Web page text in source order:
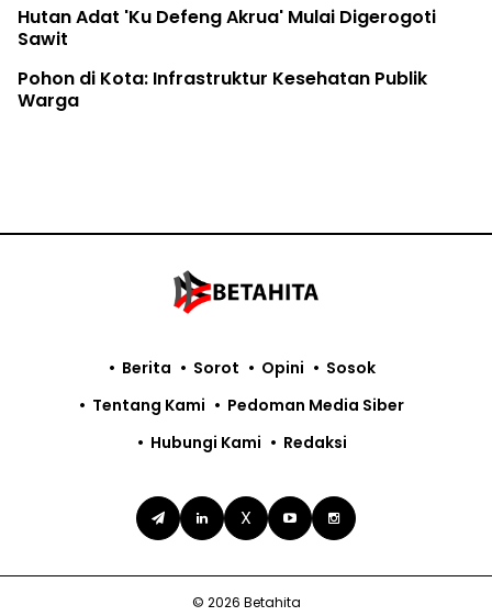
Hutan Adat 'Ku Defeng Akrua' Mulai Digerogoti
Sawit
Pohon di Kota: Infrastruktur Kesehatan Publik
Warga
X
Berita Sorot Opini
Sosok
Tentang Kami
Pedoman Media Siber
Hubungi Kami
Redaksi
© 2026 Betahita